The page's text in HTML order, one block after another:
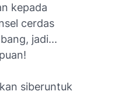
kepada
cerdas
jadi...
siberuntuk